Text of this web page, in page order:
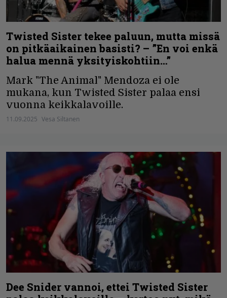
Twisted Sister tekee paluun, mutta missä
on pitkäaikainen basisti? – ”En voi enkä
halua mennä yksityiskohtiin…”
Mark "The Animal" Mendoza ei ole
mukana, kun Twisted Sister palaa ensi
vuonna keikkalavoille.
11.09.2025 Vesa Siltanen
Dee Snider vannoi, ettei Twisted Sister